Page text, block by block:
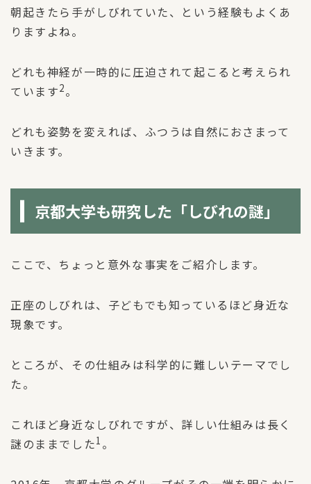
朝起きたら手がしびれていた、という経験もよくあ
りますよね。
どれも神経が一時的に圧迫されて起こると考えられ
ています2。
どれも姿勢を変えれば、ふつうは自然におさまって
いきます。
京都大学も研究した「しびれの謎」
ここで、ちょっと意外な事実をご紹介します。
正座のしびれは、子どもでも知っているほど身近な
現象です。
ところが、その仕組みは科学的に難しいテーマでし
た。
これほど身近なしびれですが、詳しい仕組みは長く
謎のままでした1 。